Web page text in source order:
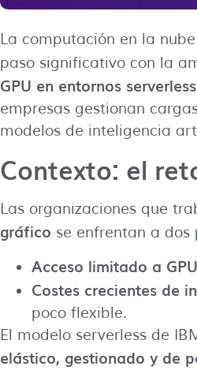
La computación en la
paso significativo con la
GPU en entornos serverless
empresas gestionan
modelos de inteligencia
Contexto: el
Las organizaciones que
gráfico se enfrentan a dos
Acceso limitado a GPU
Costes crecientes de
poco flexible.
El modelo serverless de
elástico, gestionado y de